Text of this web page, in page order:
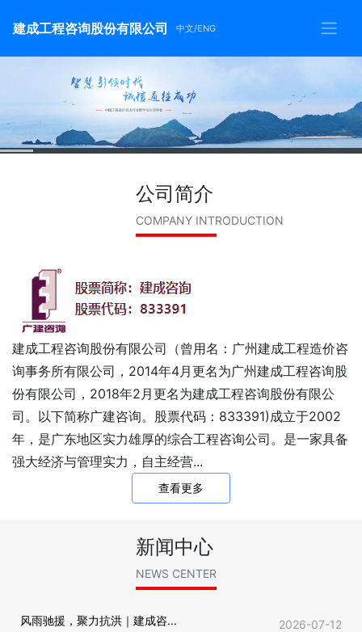
建成工程咨询股份有限公司 中文/ENG
公司简介
COMPANY INTRODUCTION
建成工程咨询股份有限公司（曾用名：广州建成工程造价咨
询事务所有限公司，2014年4月更名为广州建成工程咨询股
份有限公司，2018年2月更名为建成工程咨询股份有限公
司。以下简称广建咨询。股票代码：833391)成立于2002
年，是广东地区实力雄厚的综合工程咨询公司。是一家具备
强大经济与管理实力，自主经营...
查看更多
新闻中心
NEWS CENTER
风雨驰援，聚力抗洪｜建成咨... 2026-07-12